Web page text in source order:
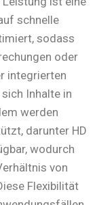
schnelle
sodass
oder
integrierten
Inhalte in
werden
darunter HD
wodurch
von
Flexibilität